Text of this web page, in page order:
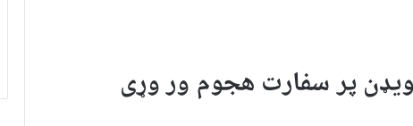
پر سفارت هجوم ور وړی